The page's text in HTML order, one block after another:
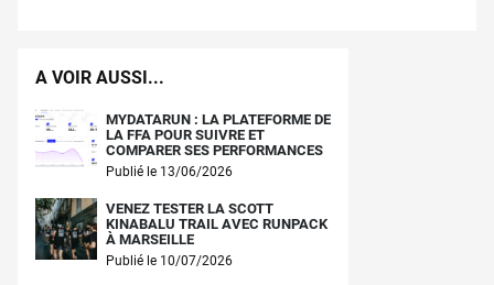
A VOIR AUSSI...
MYDATARUN : LA PLATEFORME DE
LA FFA POUR SUIVRE ET
COMPARER SES PERFORMANCES
Publié le 13/06/2026
VENEZ TESTER LA SCOTT
KINABALU TRAIL AVEC RUNPACK
À MARSEILLE
Publié le 10/07/2026